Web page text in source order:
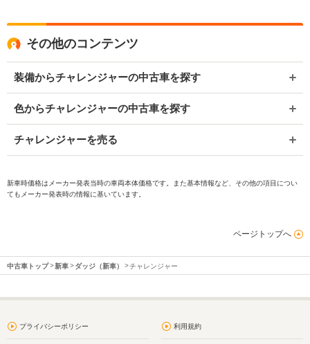
その他のコンテンツ
装備からチャレンジャーの中古車を探す
色からチャレンジャーの中古車を探す
チャレンジャーを売る
新車時価格はメーカー発表当時の車両本体価格です。また基本情報など、その他の項目につい
てもメーカー発表時の情報に基いています。
ページトップへ
中古車トップ 新車 ダッジ（新車） チャレンジャー
プライバシーポリシー 利用規約